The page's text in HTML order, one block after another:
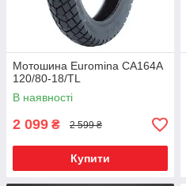
Мотошина Euromina CA164A
120/80-18/TL
В наявності
2 099 ₴ 2 599 ₴
Купити